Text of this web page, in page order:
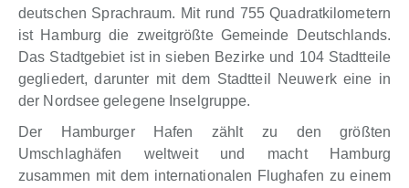
deutschen Sprachraum. Mit rund 755 Quadratkilometern
ist Hamburg die zweitgrößte Gemeinde Deutschlands.
Das Stadtgebiet ist in sieben Bezirke und 104 Stadtteile
gegliedert, darunter mit dem Stadtteil Neuwerk eine in
der Nordsee gelegene Inselgruppe.
Der Hamburger Hafen zählt zu den größten
Umschlaghäfen weltweit und macht Hamburg
zusammen mit dem internationalen Flughafen zu einem